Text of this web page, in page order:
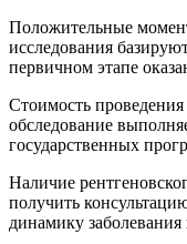
Положительные
исследования
первичном этапе
Стоимость проведения
обследование
государственных
Наличие
получить
динамику